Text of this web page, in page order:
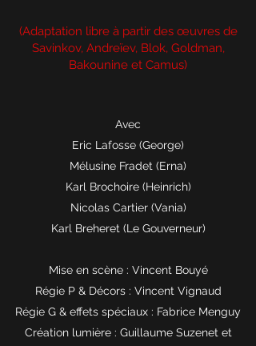
(Adaptation libre à partir des œuvres de
Savinkov, Andreïev, Blok, Goldman,
Bakounine et Camus)
Avec
Eric Lafosse (George)
Mélusine Fradet (Erna)
Karl Brochoire (Heinrich)
Nicolas Cartier (Vania)
Karl Breheret (Le Gouverneur)
Mise en scène : Vincent Bouyé
Régie P & Décors : Vincent Vignaud
Régie G & effets spéciaux : Fabrice Menguy
Création lumière : Guillaume Suzenet et